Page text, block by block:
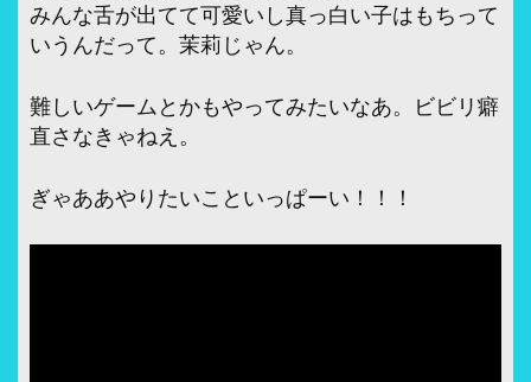
みんな舌が出てて可愛いし真っ白い子はもちって
いうんだって。茉莉じゃん。
難しいゲームとかもやってみたいなあ。ビビリ癖
直さなきゃねえ。
ぎゃああやりたいこといっぱーい！！！